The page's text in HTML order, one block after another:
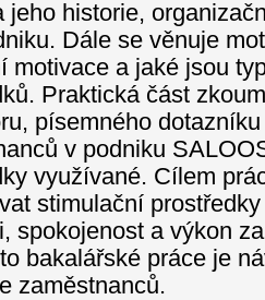
jeho historie,
Dále se věnuje
motivace a jaké jsou
Praktická část
písemného
v podniku
využívané. Cílem
stimulační
spokojenost a výkon
bakalářské práce je
zaměstnanců.